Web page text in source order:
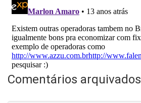
Comentários arquivados